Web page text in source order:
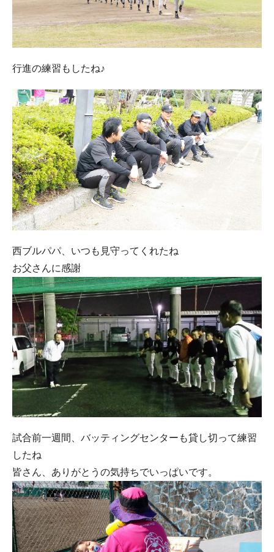
行進の練習もしたね♪
西ブルパパ、いつも見守ってくれたね
お父さんに感謝
試合前一週間、バッティングセンターも貸し切って練習
したね
皆さん、ありがとうの気持ちでいっぱいです。